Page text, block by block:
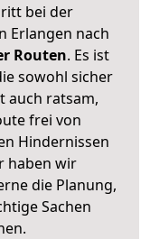
bei der
Erlangen nach
Routen. Es ist
sowohl sicher
auch ratsam,
frei von
Hindernissen
haben wir
die Planung,
Sachen